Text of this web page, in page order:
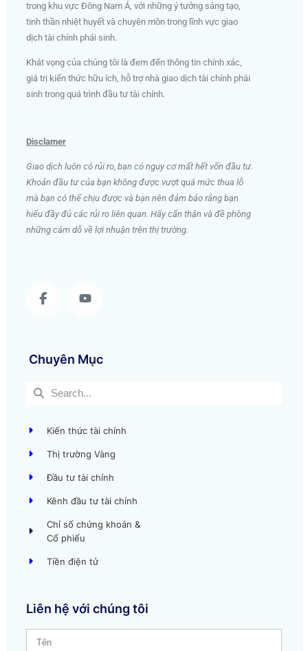
trong khu vực Đông Nam Á, với những ý tưởng sáng tạo,
tinh thần nhiệt huyết và chuyên môn trong lĩnh vực giao
dịch tài chính phái sinh.
Khát vọng của chúng tôi là đem đến thông tin chính xác,
giá trị kiến thức hữu ích, hỗ trợ nhà giao dịch tài chính phái
sinh trong quá trình đầu tư tài chính.
Disclamer
Giao dịch luôn có rủi ro, bạn có nguy cơ mất hết vốn đầu tư.
Khoản đầu tư của bạn không được vượt quá mức thua lỗ
mà bạn có thể chịu được và bạn nên đảm bảo rằng bạn
hiểu đầy đủ các rủi ro liên quan. Hãy cẩn thận và đề phòng
những cám dỗ về lợi nhuận trên thị trường.
Chuyên Mục
Kiến thức tài chính
Thị trường Vàng
Đầu tư tài chính
Kênh đầu tư tài chính
Chỉ số chứng khoán &
Cổ phiếu
Tiền điện tử
Liên hệ với chúng tôi